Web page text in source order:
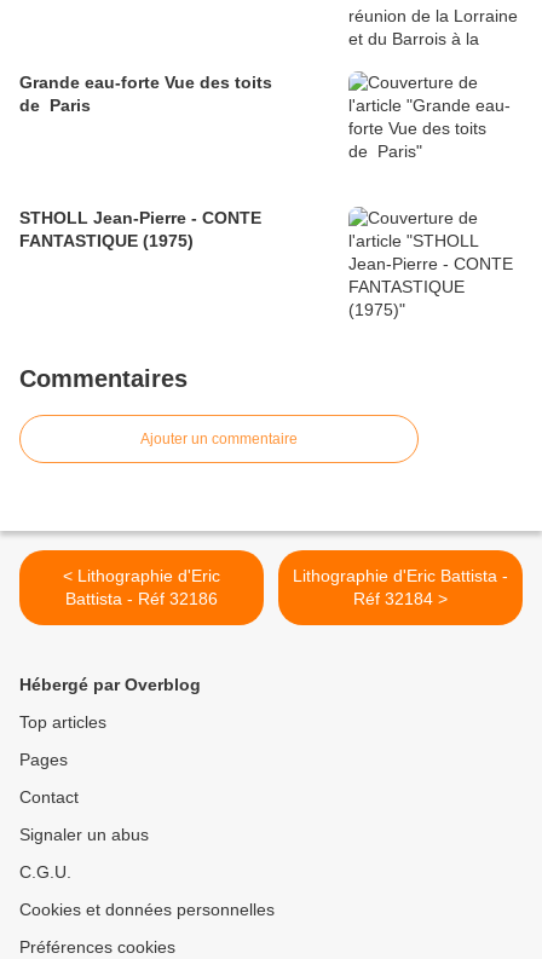
Grande eau-forte Vue des toits
de Paris
STHOLL Jean-Pierre - CONTE
FANTASTIQUE (1975)
Commentaires
Ajouter un commentaire
< Lithographie d'Eric
Battista - Réf 32186
Lithographie d'Eric Battista -
Réf 32184 >
Hébergé par Overblog
Top articles
Pages
Contact
Signaler un abus
C.G.U.
Cookies et données personnelles
Préférences cookies